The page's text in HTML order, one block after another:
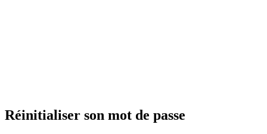
Réinitialiser son mot de passe